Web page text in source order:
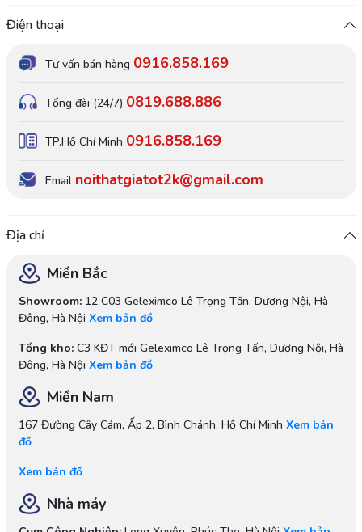
Điện thoại
Tư vấn bán hàng 0916.858.169
Tổng đài (24/7) 0819.688.886
TP.Hồ Chí Minh 0916.858.169
Email noithatgiatot2k@gmail.com
Địa chỉ
Miền Bắc
Showroom:12 C03 Geleximco Lê Trọng Tấn, Dương Nội, Hà
Đông, Hà Nội Xem bản đồ
Tổng kho:C3 KĐT mới Geleximco Lê Trọng Tấn, Dương Nội, Hà
Đông, Hà Nội Xem bản đồ
Miền Nam
167 Đường Cây Cám, Ấp 2, Bình Chánh, Hồ Chí Minh Xem bản
đồ
Xem bản đồ
Nhà máy